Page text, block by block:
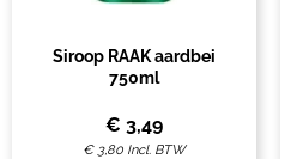
Siroop RAAK aardbei
750ml
€ 3,49
€ 3,80 Incl. BTW